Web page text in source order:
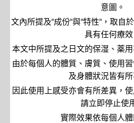
意圖。
文內所提及“成份“與“特性“ ，取自
具有任何療效
本文中所提及之日文的保湿、薬
由於每個人的體質、膚質、使用
及身體狀況皆有所
因此使用上感受亦會有所差異，
請立即停止使
實際效果依每個人體